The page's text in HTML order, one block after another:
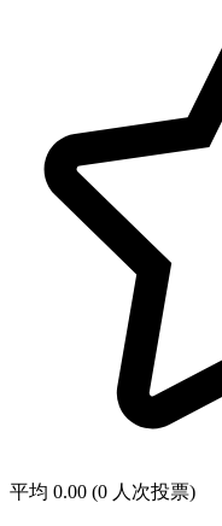
平均 0.00 (0 人次投票)